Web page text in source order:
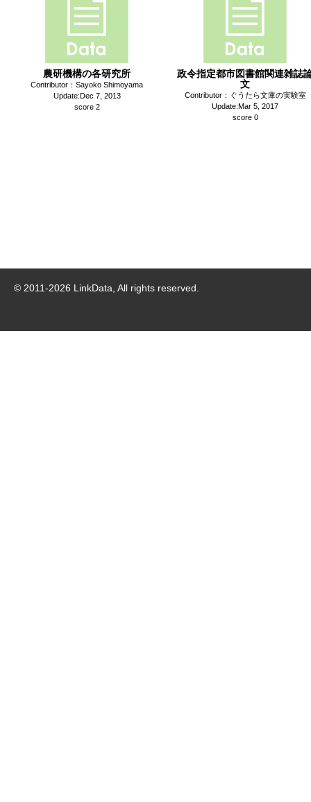
農研機構の各研究所
Contributor：Sayoko Shimoyama
Update:Dec 7, 2013
score 2
政令指定都市図書館関連雑誌
文
Contributor：ぐうたら文庫の実験室
Update:Mar 5, 2017
score 0
© 2011-2026 LinkData, All rights reserved.